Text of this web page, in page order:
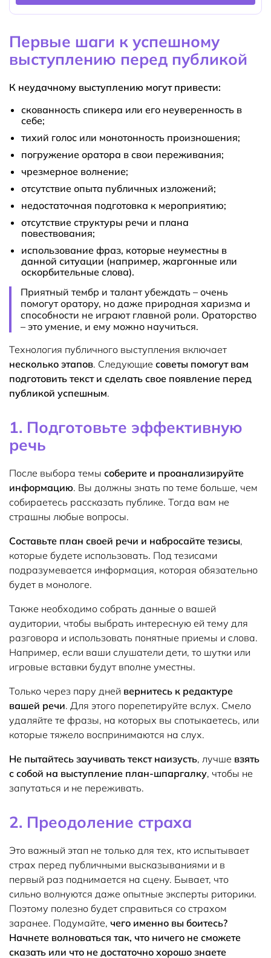
Первые шаги к успешному
выступлению перед публикой
К неудачному выступлению могут привести:
скованность спикера или его неуверенность в
себе;
тихий голос или монотонность произношения;
погружение оратора в свои переживания;
чрезмерное волнение;
отсутствие опыта публичных изложений;
недостаточная подготовка к мероприятию;
отсутствие структуры речи и плана
повествования;
использование фраз, которые неуместны в
данной ситуации (например, жаргонные или
оскорбительные слова).
Приятный тембр и талант убеждать – очень
помогут оратору, но даже природная харизма и
способности не играют главной роли. Ораторство
– это умение, и ему можно научиться.
Технология публичного выступления включает
несколько этапов. Следующие советы помогут вам
подготовить текст и сделать свое появление перед
публикой успешным.
1. Подготовьте эффективную
речь
После выбора темы соберите и проанализируйте
информацию. Вы должны знать по теме больше, чем
собираетесь рассказать публике. Тогда вам не
страшны любые вопросы.
Составьте план своей речи и набросайте тезисы,
которые будете использовать. Под тезисами
подразумевается информация, которая обязательно
будет в монологе.
Также необходимо собрать данные о вашей
аудитории, чтобы выбрать интересную ей тему для
разговора и использовать понятные приемы и слова.
Например, если ваши слушатели дети, то шутки или
игровые вставки будут вполне уместны.
Только через пару дней вернитесь к редактуре
вашей речи. Для этого порепетируйте вслух. Смело
удаляйте те фразы, на которых вы спотыкаетесь, или
которые тяжело воспринимаются на слух.
Не пытайтесь заучивать текст наизусть, лучше взять
с собой на выступление план-шпаргалку, чтобы не
запутаться и не переживать.
2. Преодоление страха
Это важный этап не только для тех, кто испытывает
страх перед публичными высказываниями и в
первый раз поднимается на сцену. Бывает, что
сильно волнуются даже опытные эксперты риторики.
Поэтому полезно будет справиться со страхом
заранее. Подумайте, чего именно вы боитесь?
Начнете волноваться так, что ничего не сможете
сказать или что не достаточно хорошо знаете